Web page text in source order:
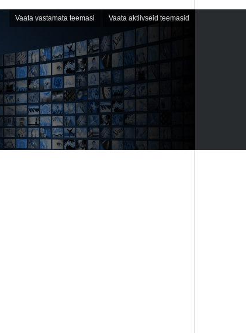
Vaata vastamata teemasi Vaata aktiivseid teemasid